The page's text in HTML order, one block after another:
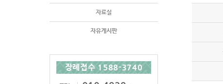
자료실
자유게시판
장례접수 1588-3740